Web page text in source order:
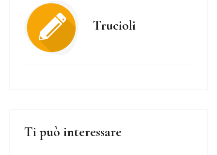
Trucioli
Ti può interessare